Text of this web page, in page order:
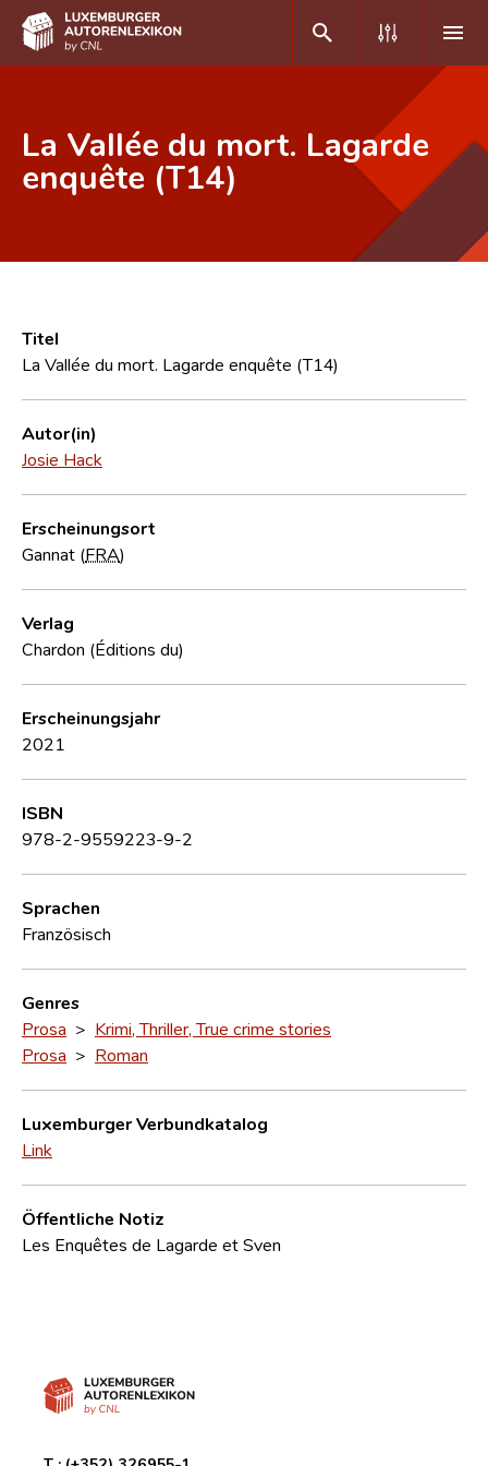
FR
Häufige Fragen und Antworten
CNL
Forschungsgruppe
Kontakt
La Vallée du mort. Lagarde
enquête (T14)
Titel
La Vallée du mort. Lagarde enquête (T14)
Autor(in)
Josie Hack
Erscheinungsort
Gannat (FRA)
Verlag
Chardon (Éditions du)
Erscheinungsjahr
2021
ISBN
978-2-9559223-9-2
Sprachen
Französisch
Genres
Prosa > Krimi, Thriller, True crime stories
Prosa > Roman
Luxemburger Verbundkatalog
Link
Öffentliche Notiz
Les Enquêtes de Lagarde et Sven